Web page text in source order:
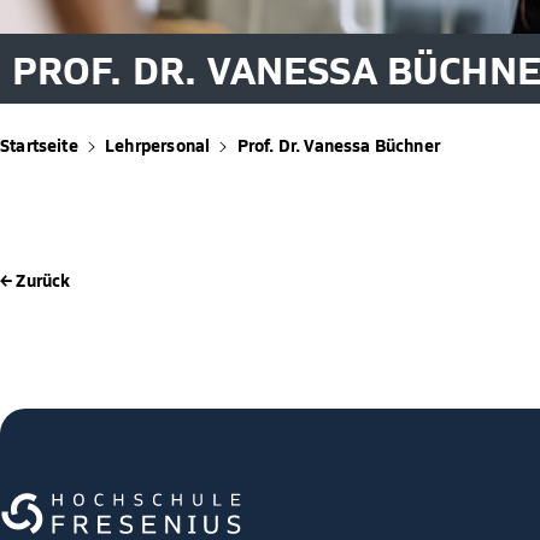
PROF. DR. VANESSA
Startseite Lehrpersonal Prof. Dr. Vanessa Büchner
← Zurück